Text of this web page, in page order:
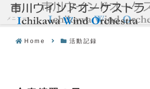
Home 活動記録
メニュー